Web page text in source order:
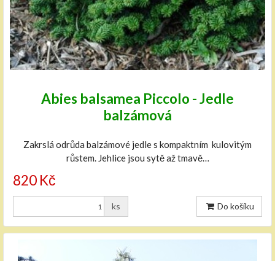
Abies balsamea Piccolo - Jedle
balzámová
Zakrslá odrůda balzámové jedle s kompaktním kulovitým
růstem. Jehlice jsou sytě až tmavě…
820 Kč
ks Do košíku